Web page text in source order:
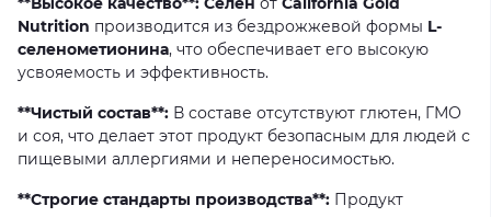
Nutrition производится из бездрожжевой формы L-
селенометионина, что обеспечивает его высокую
усвояемость и эффективность.
**Чистый состав**: В составе отсутствуют глютен, ГМО
и соя, что делает этот продукт безопасным для людей с
пищевыми аллергиями и непереносимостью.
**Строгие стандарты производства**: Продукт